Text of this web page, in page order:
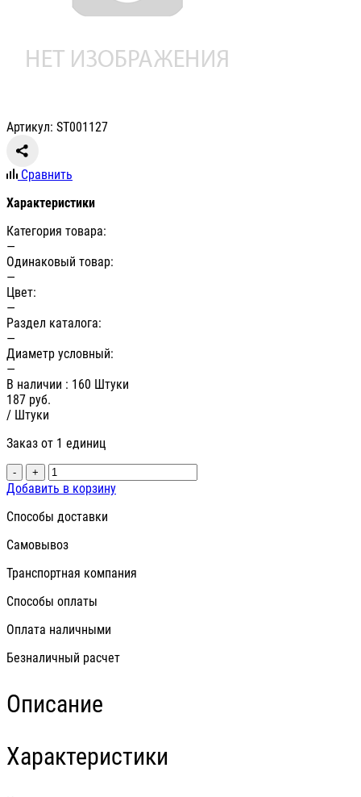
Артикул: ST001127
Сравнить
Характеристики
Категория товара:
—
Одинаковый товар:
—
Цвет:
—
Раздел каталога:
—
Диаметр условный:
—
В наличии : 160 Штуки
187 руб.
/ Штуки
Заказ от 1 единиц
- +
Добавить в корзину
Способы доставки
Самовывоз
Транспортная компания
Способы оплаты
Оплата наличными
Безналичный расчет
Описание
Характеристики